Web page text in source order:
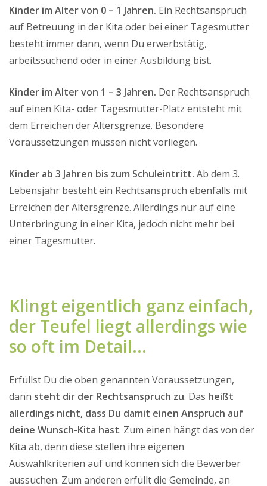
Kinder im Alter von 0 – 1 Jahren. Ein Rechtsanspruch
auf Betreuung in der Kita oder bei einer Tagesmutter
besteht immer dann, wenn Du erwerbstätig,
arbeitssuchend oder in einer Ausbildung bist.
Kinder im Alter von 1 – 3 Jahren. Der Rechtsanspruch
auf einen Kita- oder Tagesmutter-Platz entsteht mit
dem Erreichen der Altersgrenze. Besondere
Voraussetzungen müssen nicht vorliegen.
Kinder ab 3 Jahren bis zum Schuleintritt. Ab dem 3.
Lebensjahr besteht ein Rechtsanspruch ebenfalls mit
Erreichen der Altersgrenze. Allerdings nur auf eine
Unterbringung in einer Kita, jedoch nicht mehr bei
einer Tagesmutter.
Klingt eigentlich ganz einfach,
der Teufel liegt allerdings wie
so oft im Detail…
Erfüllst Du die oben genannten Voraussetzungen,
dann steht dir der Rechtsanspruch zu. Das heißt
allerdings nicht, dass Du damit einen Anspruch auf
deine Wunsch-Kita hast. Zum einen hängt das von der
Kita ab, denn diese stellen ihre eigenen
Auswahlkriterien auf und können sich die Bewerber
aussuchen. Zum anderen erfüllt die Gemeinde, an